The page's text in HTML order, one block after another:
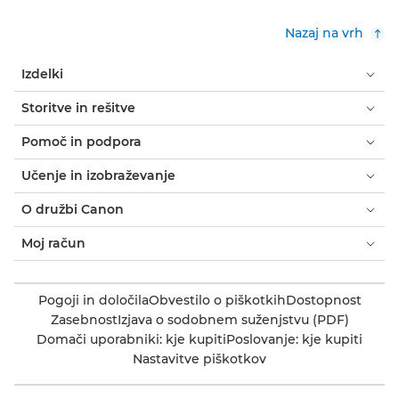
Nazaj na vrh
Izdelki
Storitve in rešitve
Pomoč in podpora
Učenje in izobraževanje
O družbi Canon
Moj račun
Pogoji in določilaObvestilo o piškotkihDostopnost
ZasebnostIzjava o sodobnem suženjstvu (PDF)
Domači uporabniki: kje kupitiPoslovanje: kje kupiti
Nastavitve piškotkov